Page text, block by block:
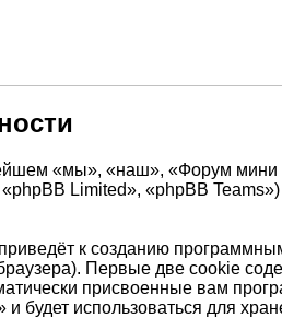
«мы», «наш», «Форум
Limited», «phpBB
к созданию
Первые две cookie
присвоенные вам
будет использоваться для